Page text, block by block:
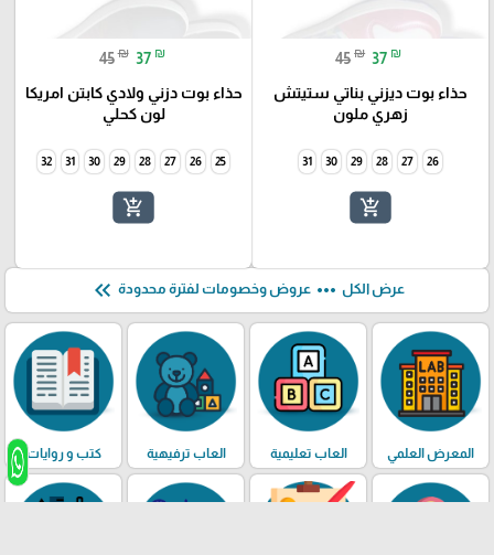
45 ₪ 37 ₪
حذاء بوت ديزني بناتي ستيتش
زهري ملون
26
27
28
29
30
31
add_shopping_cart
45 ₪ 37 ₪
حذاء بوت دزني ولادي كابتن امريكا
لون كحلي
25
26
27
28
29
30
31
32
add_shopping_cart
عرض الكل more_horiz عروض وخصومات لفترة محدودة keyboard_double_arrow_left
المعرض العلمي العاب تعليمية العاب ترفيهية كتب و روايات